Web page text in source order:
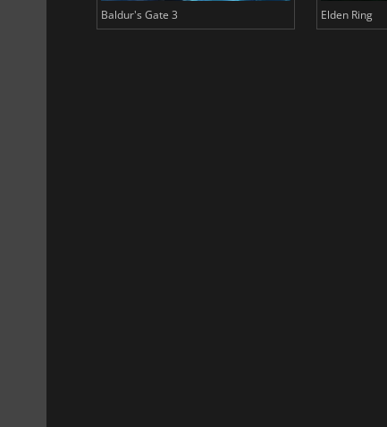
Baldur's Gate 3 Elden Ring